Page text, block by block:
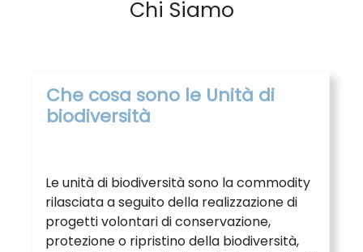
Chi Siamo
Che cosa sono le Unità di
biodiversità
Le unità di biodiversità sono la commodity
rilasciata a seguito della realizzazione di
progetti volontari di conservazione,
protezione o ripristino della biodiversità,